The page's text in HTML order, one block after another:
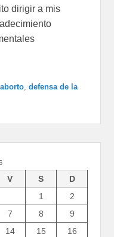
dirigir a mis
aborto,defensa de la
V S
D
1
2
7 8
9
14 15
16